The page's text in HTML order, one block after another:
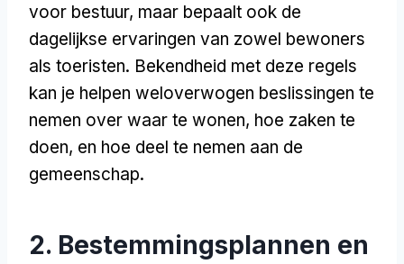
voor bestuur, maar bepaalt ook de
dagelijkse ervaringen van zowel bewoners
als toeristen. Bekendheid met deze regels
kan je helpen weloverwogen beslissingen te
nemen over waar te wonen, hoe zaken te
doen, en hoe deel te nemen aan de
gemeenschap.
2. Bestemmingsplannen en